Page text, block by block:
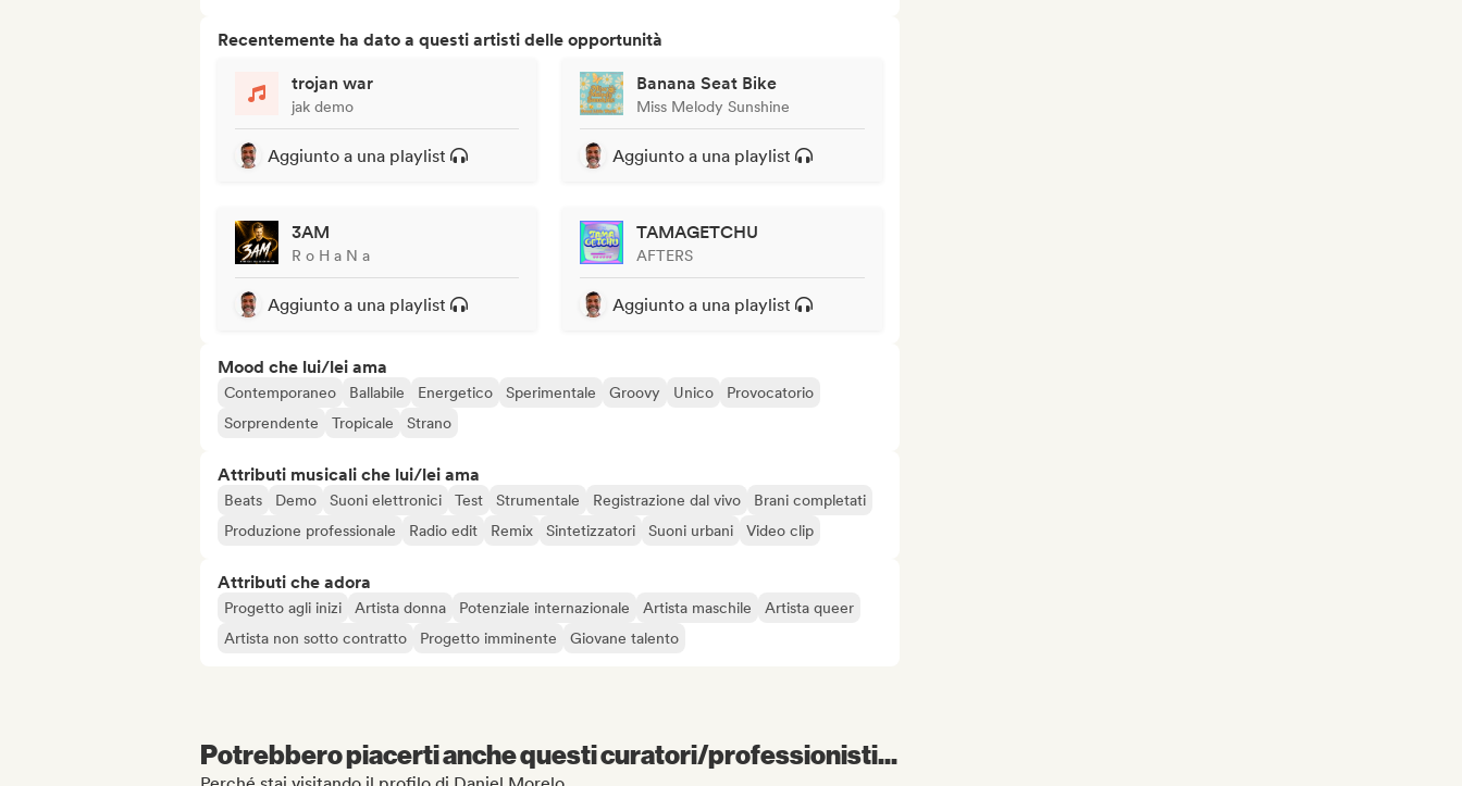
Recentemente ha dato a questi artisti delle opportunità
trojan war
jak demo
Aggiunto a una playlist
Banana Seat Bike
Miss Melody Sunshine
Aggiunto a una playlist
3AM
R o H a N a
Aggiunto a una playlist
TAMAGETCHU
AFTERS
Aggiunto a una playlist
Mood che lui/lei ama
Contemporaneo Ballabile Energetico Sperimentale Groovy Unico
Provocatorio
Sorprendente
Tropicale Strano
Attributi musicali che lui/lei ama
Beats Demo Suoni elettronici Test Strumentale Registrazione dal vivo
Brani completati
Produzione professionale
Radio edit Remix Sintetizzatori Suoni urbani Video clip
Attributi che adora
Progetto agli inizi Artista donna Potenziale internazionale Artista maschile
Artista queer
Artista non sotto contratto
Progetto imminente Giovane talento
Potrebbero piacerti anche questi curatori/professionisti...